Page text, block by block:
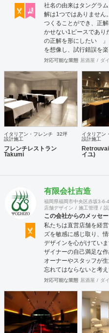
社名の由来はタングラ
解は1つではありません
つくることができ、正
かせない1ピースであ
の正解を形にしたい 」
を想像し、試行錯誤を
と思っています。
対応可能な業態 居酒屋 ダ
イタリアン・フレンチ
32坪
設計施工
フレンチレストラン
Takumi
イタリアン
設計施工
イユ)
有限会社吉造
福岡県福岡市中央区赤坂3-6-
店舗デザイン
施工管理
この会社からのメッセ
私たちは直営店舗を経
ズを敏感に感じ取り、
デザインを心がけてい
ザイナーの自己満足な
オーナーやスタッフが
忘れてはならないと考
地がよく、時代の流れ
業と開業コンサルティ
出店地選びや資金調達
す。 まずはお気軽に、
対応可能な業態 居酒屋 ダ